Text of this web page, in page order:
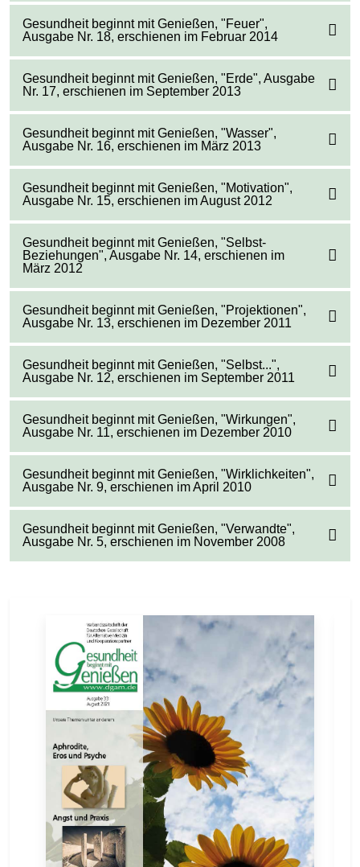
Gesundheit beginnt mit Genießen, "Feuer",
Ausgabe Nr. 18, erschienen im Februar 2014
Gesundheit beginnt mit Genießen, "Erde", Ausgabe
Nr. 17, erschienen im September 2013
Gesundheit beginnt mit Genießen, "Wasser",
Ausgabe Nr. 16, erschienen im März 2013
Gesundheit beginnt mit Genießen, "Motivation",
Ausgabe Nr. 15, erschienen im August 2012
Gesundheit beginnt mit Genießen, "Selbst-
Beziehungen", Ausgabe Nr. 14, erschienen im
März 2012
Gesundheit beginnt mit Genießen, "Projektionen",
Ausgabe Nr. 13, erschienen im Dezember 2011
Gesundheit beginnt mit Genießen, "Selbst...",
Ausgabe Nr. 12, erschienen im September 2011
Gesundheit beginnt mit Genießen, "Wirkungen",
Ausgabe Nr. 11, erschienen im Dezember 2010
Gesundheit beginnt mit Genießen, "Wirklichkeiten",
Ausgabe Nr. 9, erschienen im April 2010
Gesundheit beginnt mit Genießen, "Verwandte",
Ausgabe Nr. 5, erschienen im November 2008